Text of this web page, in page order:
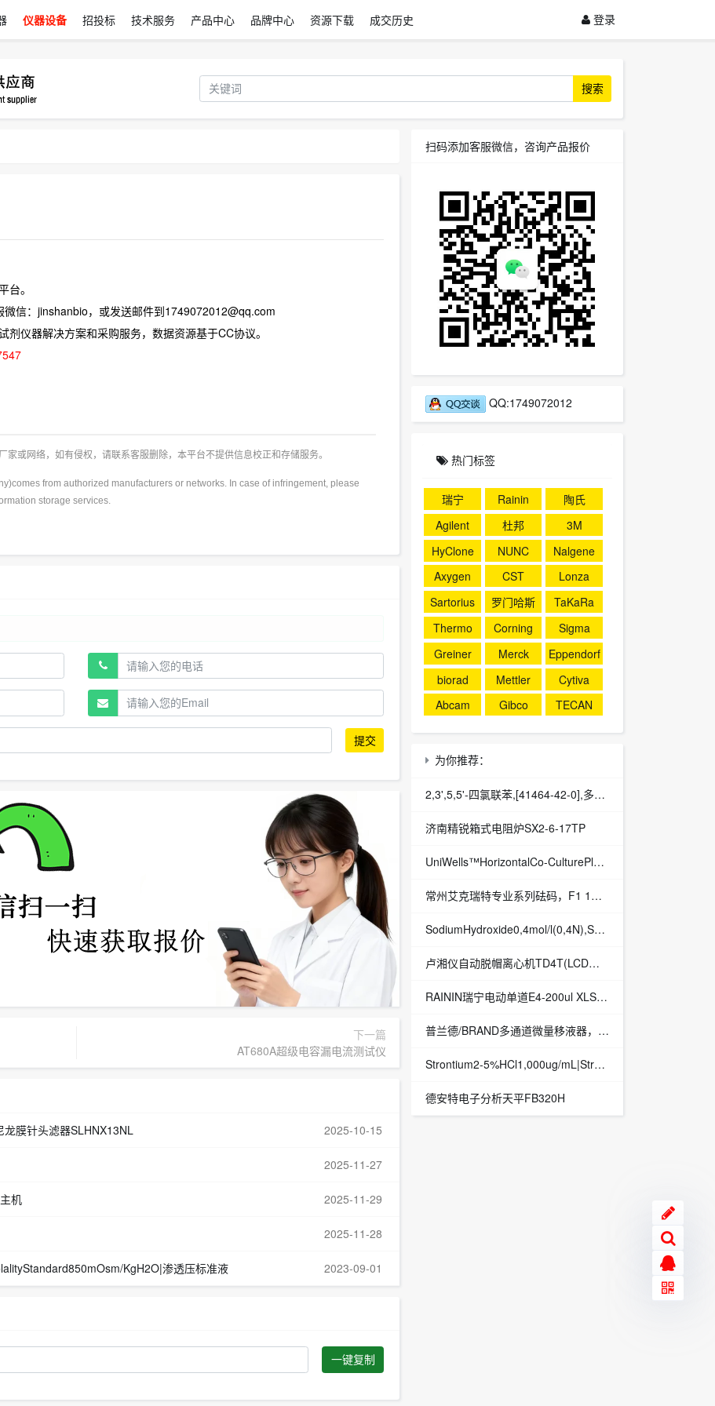
仪器设备 招投标 技术服务 产品中心 品牌中心 资源下载 成交历史 登录
搜索
台。
信：jinshanbio，或发送邮件到1749072012@qq.com
仪器解决方案和采购服务，数据资源基于CC协议。
或网络，如有侵权，请联系客服删除，本平台不提供信息校正和存储服务。
from authorized manufacturers or networks. In case of infringement, please
storage services.
提交
下一篇
AT680A超级电容漏电流测试仪
膜针头滤器SLHNX13NL 2025-10-15
2025-11-27
机 2025-11-29
2025-11-28
KgH2O|渗透压标准液 2023-09-01
一键复制
扫码添加客服微信，咨询产品报价
QQ:1749072012
热门标签
瑞宁 Rainin
陶氏
Agilent
杜邦
3M
HyClone
NUNC
Nalgene
Axygen
CST
Lonza
Sartorius
罗门哈斯
TaKaRa
Thermo
Corning
Sigma
Greiner
Merck
Eppendorf
biorad
Mettler
Cytiva
Abcam
Gibco TECAN
为你推荐：
2,3',5,5'-四氯联苯,[41464-42-0],多氯联苯|2,3′,5,5′-四氯联苯|多氯联苯（PCBs）
济南精锐箱式电阻炉SX2-6-17TP
UniWells™HorizontalCo-CulturePlateUniWells™水平共培养板品牌：Ginreilab
常州艾克瑞特专业系列砝码，F1 1mg-20kg
SodiumHydroxide0,4mol/l(0,4N),SodiumHydroxide0,4mol/l(0,4N),葡萄酒工业用实验室试剂和分析滴定液|SodiumHydroxide0,4mol/l(0,4N)|葡萄酒工业
卢湘仪自动脱帽离心机TD4T(LCD液晶）
RAININ瑞宁电动单道E4-200ul XLS+系列移液器-适用专用LTS吸头
普兰德/BRAND多通道微量移液器，TransferpetteS-12十二通道移液器，数字可调量程，型号M12-300，30–300μlMultichannelpipetteTransferpetteS-12,adj.volume,M12-
Strontium2-5%HCl1,000ug/mL|Strontium2-5%HCl1,000ug/mL|ICP-MS校准
德安特电子分析天平FB320H